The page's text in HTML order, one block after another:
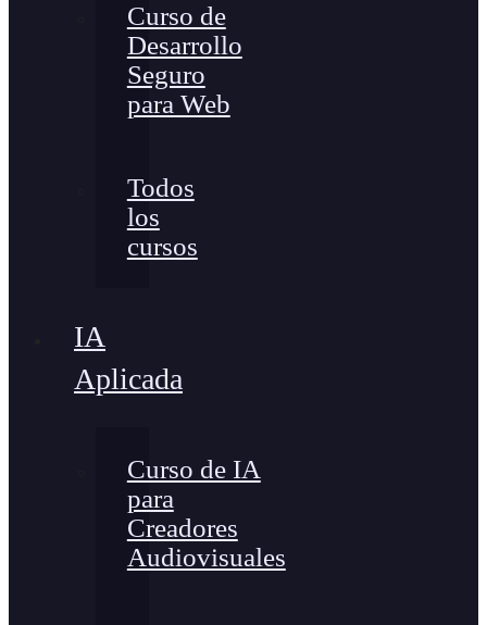
Curso de
Desarrollo
Seguro
para Web
Todos
los
cursos
IA
Aplicada
Curso de IA
para
Creadores
Audiovisuales